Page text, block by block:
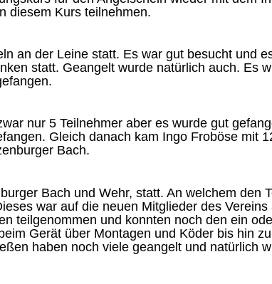
diesem Kurs teilnehmen.
an der Leine statt. Es war gut besucht und
statt. Geangelt wurde natürlich auch. Es
nur 5 Teilnehmer aber es wurde gut
Gleich danach kam Ingo Froböse mit
Bach.
Bach und Wehr, statt. An welchem den
war auf die neuen Mitglieder des Vereins
teilgenommen und konnten noch den ein
Gerät über Montagen und Köder bis hin
haben noch viele geangelt und natürlich